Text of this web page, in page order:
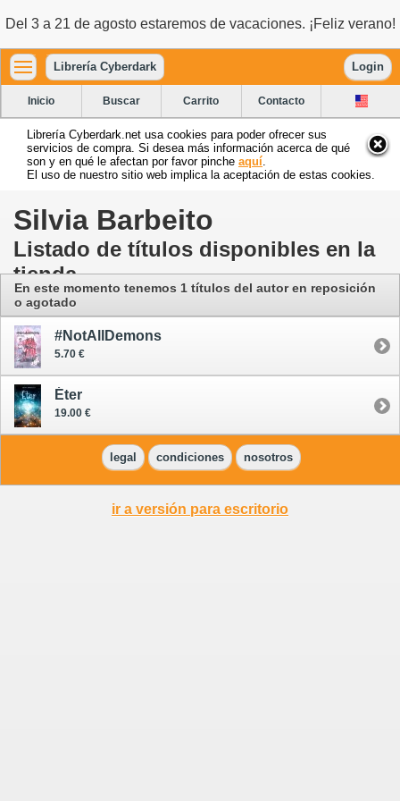
Del 3 a 21 de agosto estaremos de vacaciones. ¡Feliz verano!
Librería Cyberdark Login
Inicio Buscar Carrito Contacto
Librería Cyberdark.net usa cookies para poder ofrecer sus
servicios de compra. Si desea más información acerca de qué
son y en qué le afectan por favor pinche aquí
El uso de nuestro sitio web implica la aceptación de estas cookies.
Silvia Barbeito
Listado de títulos disponibles en la
tienda
En este momento tenemos 1 títulos del autor en reposición
o agotado
#NotAllDemons
5.70 €
Éter
19.00 €
legal condiciones nosotros
ir a versión para escritorio